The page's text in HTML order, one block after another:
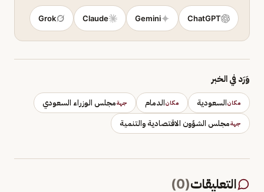
ChatGPT
Gemini
Claude
Grok
وَرَد في الخبر
مكانالسعودية مكانالدمام جهةمجلس الوزراء السعودي
جهةمجلس الشؤون الاقتصادية والتنمية
التعليقات(
0
)